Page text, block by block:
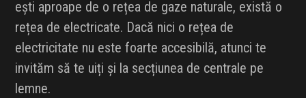
ești aproape de o rețea de gaze naturale, există o
rețea de electricate. Dacă nici o rețea de
electricitate nu este foarte accesibilă, atunci te
invităm să te uiți și la secțiunea de centrale pe
lemne.